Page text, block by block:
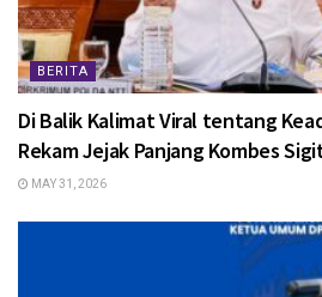
BERITA
Di Balik Kalimat Viral tentang
Rekam Jejak Panjang Kombes
MAY 31, 2026